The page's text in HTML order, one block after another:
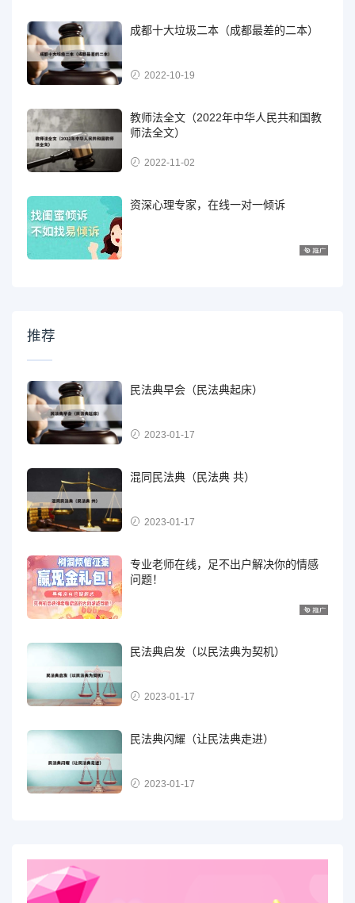
成都十大垃圾二本（成都最差的二本）
2022-10-19
教师法全文（2022年中华人民共和国教
师法全文）
2022-11-02
资深心理专家，在线一对一倾诉
推荐
民法典早会（民法典起床）
2023-01-17
混同民法典（民法典 共）
2023-01-17
专业老师在线，足不出户解决你的情感
问题！
民法典启发（以民法典为契机）
2023-01-17
民法典闪耀（让民法典走进）
2023-01-17